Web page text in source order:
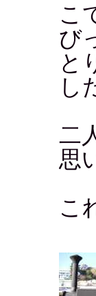
こ
び
と
し
二
思
こ